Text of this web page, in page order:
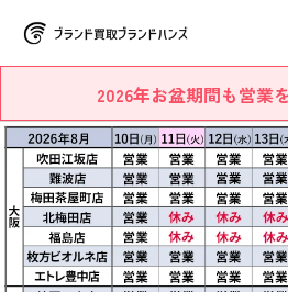
2026年お盆期間も営業